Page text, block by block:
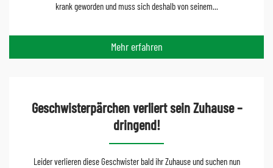
krank geworden und muss sich deshalb von seinem...
Mehr erfahren
Geschwisterpärchen verliert sein Zuhause –
dringend!
Leider verlieren diese Geschwister bald ihr Zuhause und suchen nun